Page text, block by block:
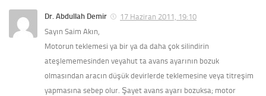
Dr. Abdullah Demir
17 Haziran 2011, 19:10
Sayın Saim Akın,
Motorun teklemesi ya bir ya da daha çok silindirin
ateşlememesinden veyahut ta avans ayarının bozuk
olmasından aracın düşük devirlerde teklemesine veya titreşim
yapmasına sebep olur. Şayet avans ayarı bozuksa; motor